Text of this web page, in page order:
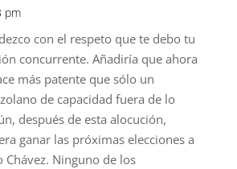
pm
con el respeto que te debo tu
concurrente. Añadiría que ahora
más patente que sólo un
de capacidad fuera de lo
después de esta alocución,
ganar las próximas elecciones a
Chávez. Ninguno de los